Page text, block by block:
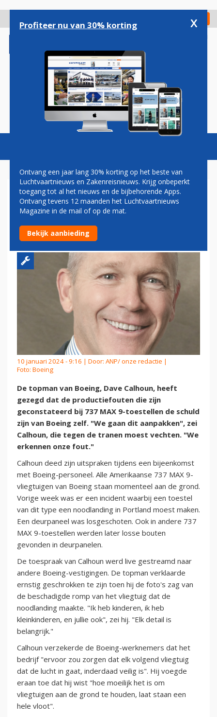
gaan
Check in
Magazine Podcasts Vacatures
TOPMAN BOEING ERKENT
PRODUCTIEFOUTEN 737 MAX
9
10 januari 2024 - 9:16 | Door: ANP/ onze redactie |
Foto: Boeing
De topman van Boeing, Dave Calhoun, heeft
gezegd dat de productiefouten die zijn
geconstateerd bij 737 MAX 9-toestellen de schuld
zijn van Boeing zelf. "We gaan dit aanpakken", zei
Calhoun, die tegen de tranen moest vechten. "We
erkennen onze fout."
Calhoun deed zijn uitspraken tijdens een bijeenkomst
met Boeing-personeel. Alle Amerikaanse 737 MAX 9-
vliegtuigen van Boeing staan momenteel aan de grond.
Vorige week was er een incident waarbij een toestel
van dit type een noodlanding in Portland moest maken.
Een deurpaneel was losgeschoten. Ook in andere 737
MAX 9-toestellen werden later losse bouten
gevonden in deurpanelen.
De toespraak van Calhoun werd live gestreamd naar
andere Boeing-vestigingen. De topman verklaarde
ernstig geschrokken te zijn toen hij de foto's zag van
de beschadigde romp van het vliegtuig dat de
noodlanding maakte. "Ik heb kinderen, ik heb
kleinkinderen, en jullie ook", zei hij. "Elk detail is
belangrijk."
Calhoun verzekerde de Boeing-werknemers dat het
bedrijf "ervoor zou zorgen dat elk volgend vliegtuig
dat de lucht in gaat, inderdaad veilig is". Hij voegde
eraan toe dat hij wist "hoe moeilijk het is om
vliegtuigen aan de grond te houden, laat staan ​​een
hele vloot".
Profiteer nu van 30% korting x
Ontvang een jaar lang 30% korting op het beste van
Luchtvaartnieuws en Zakenreisnieuws. Krijg onbeperkt
toegang tot al het nieuws en de bijbehorende Apps.
Ontvang tevens 12 maanden het Luchtvaartnieuws
Magazine in de mail of op de mat.
Bekijk aanbieding